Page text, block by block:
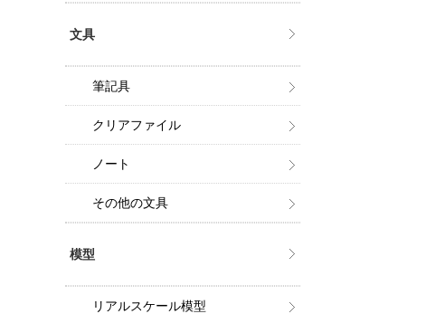
文具
筆記具
クリアファイル
ノート
その他の文具
模型
リアルスケール模型